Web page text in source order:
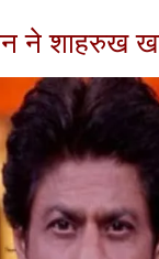
ने शाहरुख